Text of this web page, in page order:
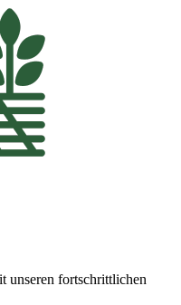
unseren fortschrittlichen